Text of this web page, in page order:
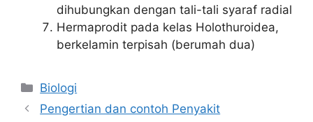
dihubungkan dengan tali-tali syaraf radial
Hermaprodit pada kelas Holothuroidea,
berkelamin terpisah (berumah dua)
Kategori
Biologi
Pengertian dan contoh Penyakit